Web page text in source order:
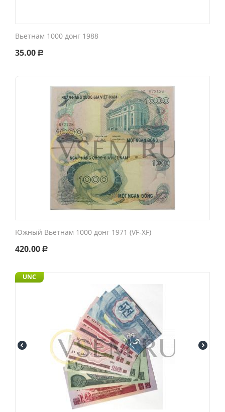
Вьетнам 1000 донг 1988
35.00 Р
Южный Вьетнам 1000 донг 1971 (VF-XF)
420.00 Р
UNC